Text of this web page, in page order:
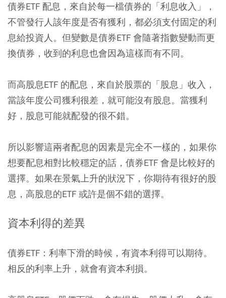
債券ETF 配息，來自於每一檔債券的「利息收入」，
不管發行人該年度是否有獲利，都必須支付固定的利
息給投資人。但變數是債券ETF 會隨著指數變動而更
換債券，收到的利息也會因為這樣而有不同。
而高股息ETF 的配息，來自於股票的「股息」收入，
當該年度公司獲利很差，就可能沒有股息。當獲利
好，股息可能就配發的很不錯。
所以影響這兩者配息的因素是完全不一樣的， 如果你
想要配息相對比較穩定的話，債券ETF 會是比較好的
選擇。如果在景氣上升的狀況下，你期待有很好的股
息，高股息的ETF 或許是個不錯的選擇。
資本利得的差異
債券ETF：利率下滑的時候，有資本利得可以期待。
相反的利率上升，就會有資本利損。